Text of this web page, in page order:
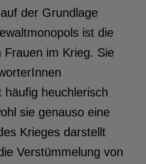
der Grundlage
ist die
Frauen im Krieg. Sie
häufig heuchlerisch
sie genauso eine
Krieges darstellt
Verstümmelung von